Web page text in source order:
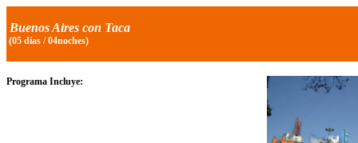
Buenos Aires con Taca
(05 días / 04noches)
Programa Incluye: